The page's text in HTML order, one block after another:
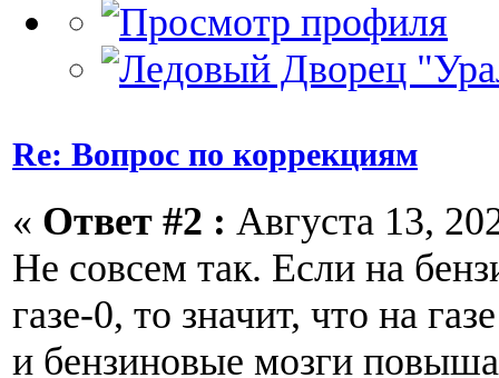
Re: Вопрос по коррекциям
« Ответ #2 : Августа 13,
Не совсем так. Если на
газе-0, то значит, что на
и бензиновые мозги